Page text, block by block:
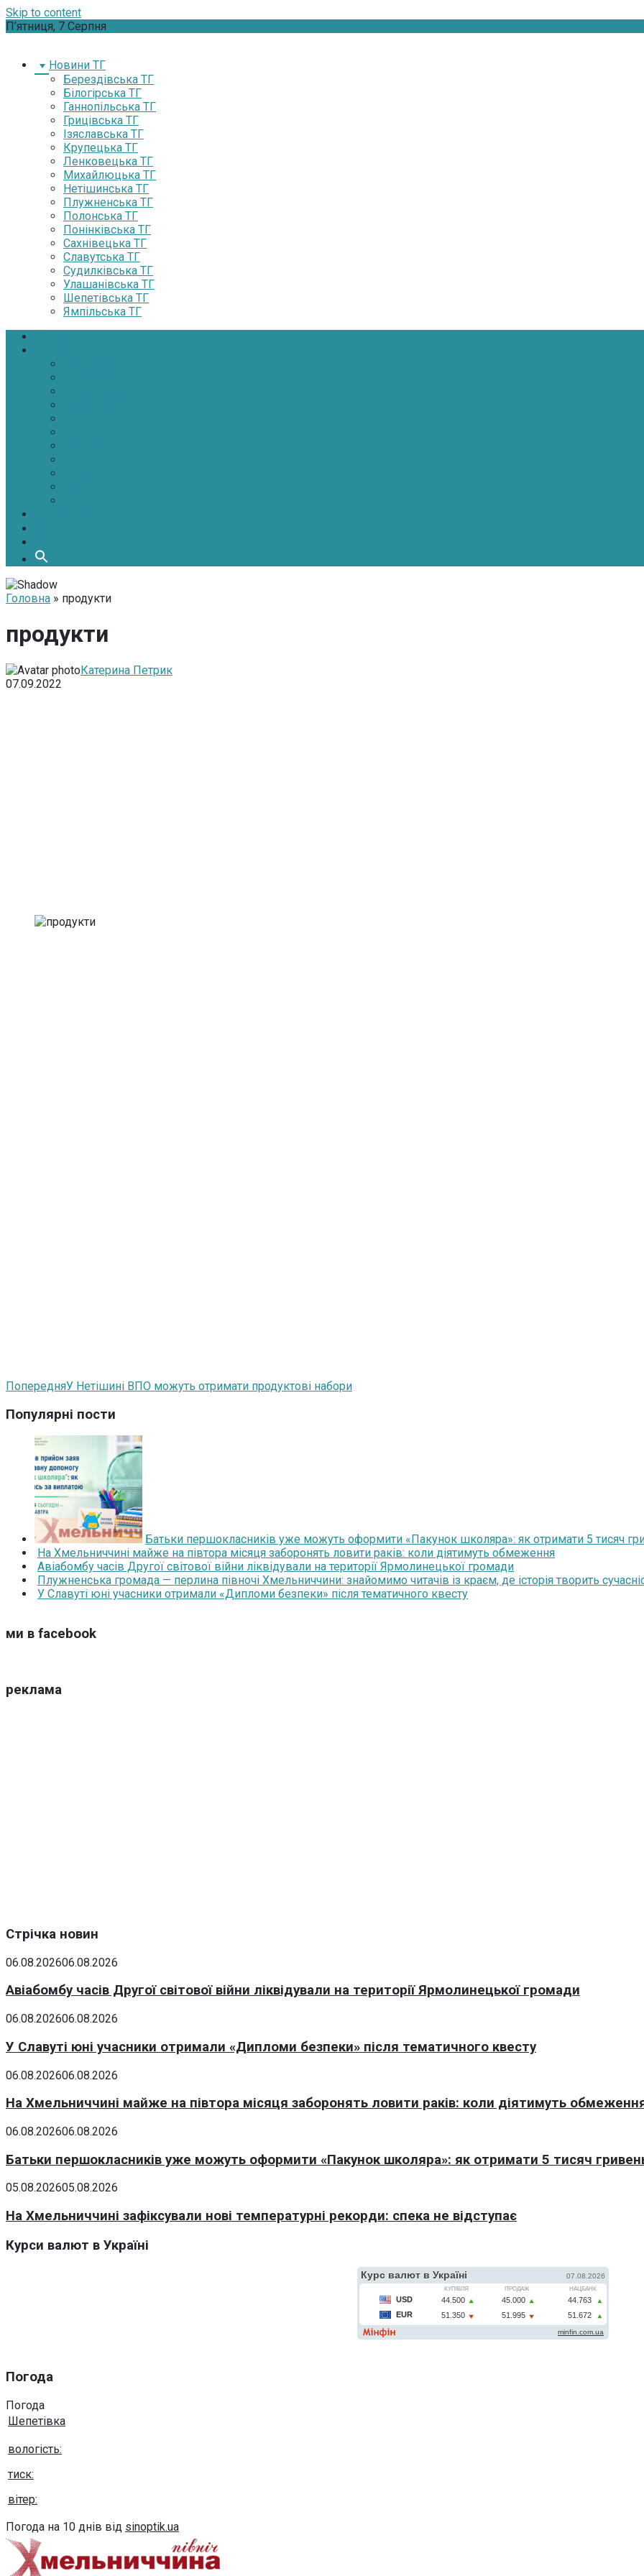
Skip to content
П’ятниця, 7 Серпня
Новини ТГ
Берездівська ТГ
Білогірська ТГ
Ганнопільська ТГ
Грицівська ТГ
Ізяславська ТГ
Крупецька ТГ
Ленковецька ТГ
Михайлюцька ТГ
Нетішинська ТГ
Плужненська ТГ
Полонська ТГ
Понінківська ТГ
Сахнівецька ТГ
Славутська ТГ
Судилківська ТГ
Улашанівська ТГ
Шепетівська ТГ
Ямпільська ТГ
Головна » продукти
продукти
Катерина Петрик
07.09.2022
ПопередняУ Нетішині ВПО можуть отримати продуктові набори
Популярні пости
Батьки першокласників уже можуть оформити «Пакунок школяра»: як отримати 5 тисяч
На Хмельниччині майже на півтора місяця заборонять ловити раків: коли діятимуть обмеження
Авіабомбу часів Другої світової війни ліквідували на території Ярмолинецької громади
Плужненська громада — перлина півночі Хмельниччини: знайомимо читачів із краєм, де історія творить
У Славуті юні учасники отримали «Дипломи безпеки» після тематичного квесту
ми в facebook
реклама
Стрічка новин
06.08.202606.08.2026
Авіабомбу часів Другої світової війни ліквідували на території Ярмолинецької громади
06.08.202606.08.2026
У Славуті юні учасники отримали «Дипломи безпеки» після тематичного квесту
06.08.202606.08.2026
На Хмельниччині майже на півтора місяця заборонять ловити раків: коли діятимуть
06.08.202606.08.2026
Батьки першокласників уже можуть оформити «Пакунок школяра»: як отримати 5 тисяч
05.08.202605.08.2026
На Хмельниччині зафіксували нові температурні рекорди: спека не відступає
Курси валют в Україні
Погода
Погода
Шепетівка
вологість:
тиск:
вітер:
Погода на 10 днів від sinoptik.ua